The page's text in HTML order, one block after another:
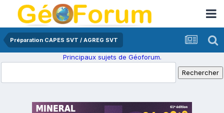
Préparation CAPES SVT / AGREG SVT
Principaux sujets de Géoforum.